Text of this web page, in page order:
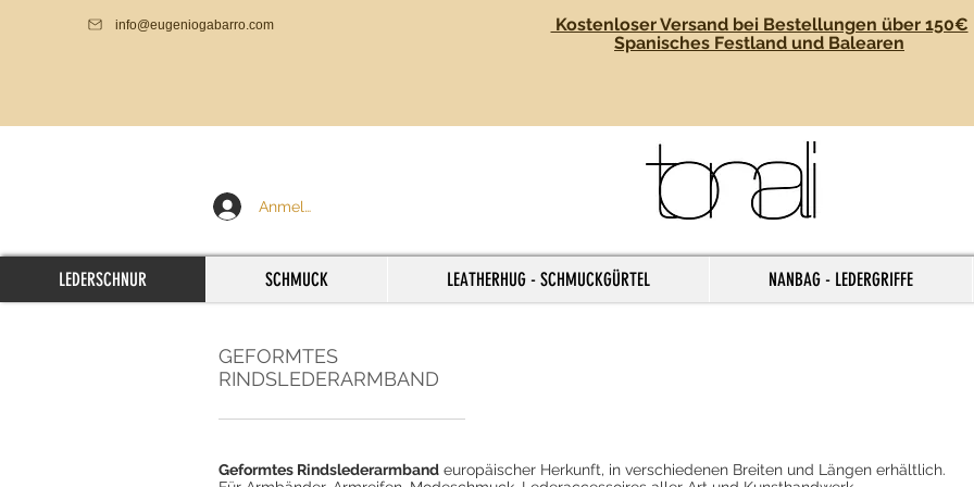
info@eugeniogabarro.com
Kostenloser Versand bei Bestellungen über 150€
Spanisches Festland und Balearen
Anmelden
GEFORMTES
RINDSLEDERARMBAND
Geformtes Rindslederarmband europäischer Herkunft, in verschiedenen Breiten und Längen erhältlich.
LEDERSCHNUR SCHMUCK LEATHERHUG - SCHMUCKGÜRTEL NANBAG - LEDERGRIFFE